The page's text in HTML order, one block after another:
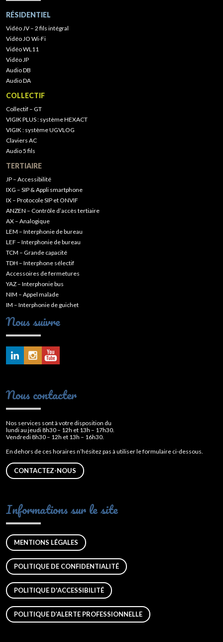
RÉSIDENTIEL
Vidéo JV – 2 fils intégral
Vidéo JO Wi-Fi
Vidéo WL11
Vidéo JP
Audio DB
Audio DA
COLLECTIF
Collectif – GT
VIGIK PLUS : système HEXACT
VIGIK : système UGVLOG
Claviers AC
Audio 5 fils
TERTIAIRE
JP – Accessibilité
IXG – SIP & Appli smartphone
IX – Protocole SIP et ONVIF
ANZEN – Contrôle d’accès tertiaire
AX – Analogique
LEM – Interphonie de bureau
LEF – Interphonie de bureau
TCM – Grande capacité
TDH – Interphone sélectif
Accessoires de fermetures
YAZ – Interphonie bus
NIM – Appel malade
IM – Interphonie de guichet
Nous suivre
Nous contacter
Nos services sont à votre disposition du
lundi au jeudi 8h30 – 12h et 13h – 17h30.
Vendredi 8h30 – 12h et 13h – 16h30.
En dehors de ces horaires n’hésitez pas à utiliser le formulaire ci-dessous.
CONTACTEZ-NOUS
Informations sur le site
MENTIONS LÉGALES
POLITIQUE DE CONFIDENTIALITÉ
POLITIQUE D'ACCESSIBILITÉ
POLITIQUE D’ALERTE PROFESSIONNELLE